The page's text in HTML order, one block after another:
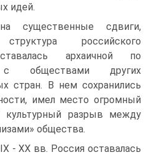
идей.
существенные сдвиги,
российского
архаичной по
обществами других
стран. В нем сохрани­лись
имел место огромный
культурный разрыв между
общества.
- XX вв. Россия оставалась